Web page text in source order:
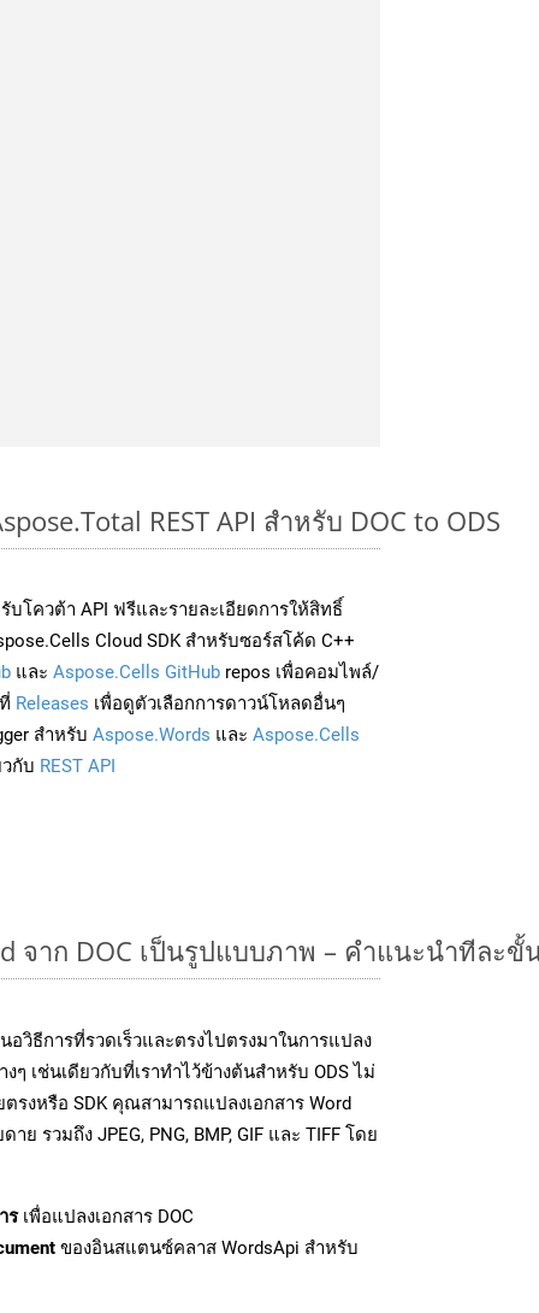
REST API สำหรับ DOC to ODS
รับโควต้า API ฟรีและรายละเอียดการให้สิทธิ์
Cloud SDK สำหรับซอร์สโค้ด C++
และ Aspose.Cells GitHub repos เพื่อคอมไพล์/
Releases เพื่อดูตัวเลือกการดาวน์โหลดอื่นๆ
สำหรับ Aspose.Words และ Aspose.Cells
กับ REST API
จาก DOC เป็นรูปแบบภาพ – คำแนะนำทีละขั้
อวิธีการที่รวดเร็วและตรงไปตรงมาในการแปลง
ๆ เช่นเดียวกับที่เราทำไว้ข้างต้นสำหรับ ODS ไม่
ตรงหรือ SDK คุณสามารถแปลงเอกสาร Word
ย รวมถึง JPEG, PNG, BMP, GIF และ TIFF โดย
รเพื่อแปลงเอกสาร DOC
ของอินสแตนซ์คลาส WordsApi สำหรับ